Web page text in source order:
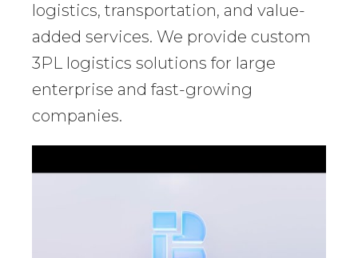
logistics, transportation, and value-
added services. We provide custom
3PL logistics solutions for large
enterprise and fast-growing
companies.